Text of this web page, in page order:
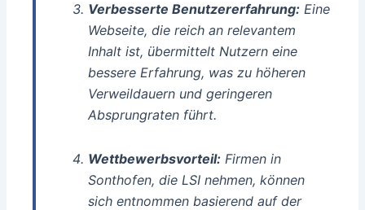
Verbesserte Benutzererfahrung: Eine
Webseite, die reich an relevantem
Inhalt ist, übermittelt Nutzern eine
bessere Erfahrung, was zu höheren
Verweildauern und geringeren
Absprungraten führt.
Wettbewerbsvorteil: Firmen in
Sonthofen, die LSI nehmen, können
sich entnommen basierend auf der